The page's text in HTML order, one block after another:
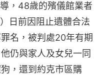
，48歲的殯儀館業者
日前因阻止遺體合法
名，被判處20年有期
仍與家人及女兒一同
，還到約克市區購